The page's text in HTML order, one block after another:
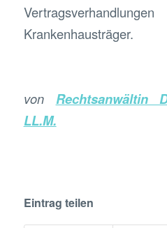
Krankenhausträger.
von Rechtsanwältin
LL.M.
Eintrag teilen